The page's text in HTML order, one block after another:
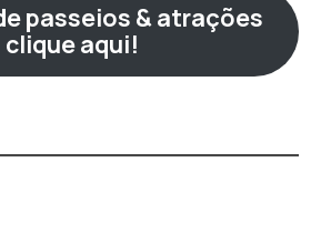
passeios & atrações
clique aqui!